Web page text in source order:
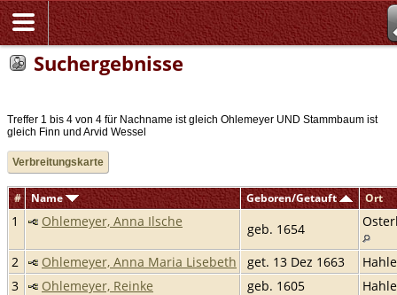
Suchergebnisse
Treffer 1 bis 4 von 4 für Nachname ist gleich Ohlemeyer UND Stammbaum ist
gleich Finn und Arvid Wessel
Verbreitungskarte
# Name Geboren/Getauft Ort
1 Ohlemeyer, Anna Ilsche geb. 1654
2 Ohlemeyer, Anna Maria Lisebeth get. 13 Dez 1663
3
Ohlemeyer, Reinke geb. 1605